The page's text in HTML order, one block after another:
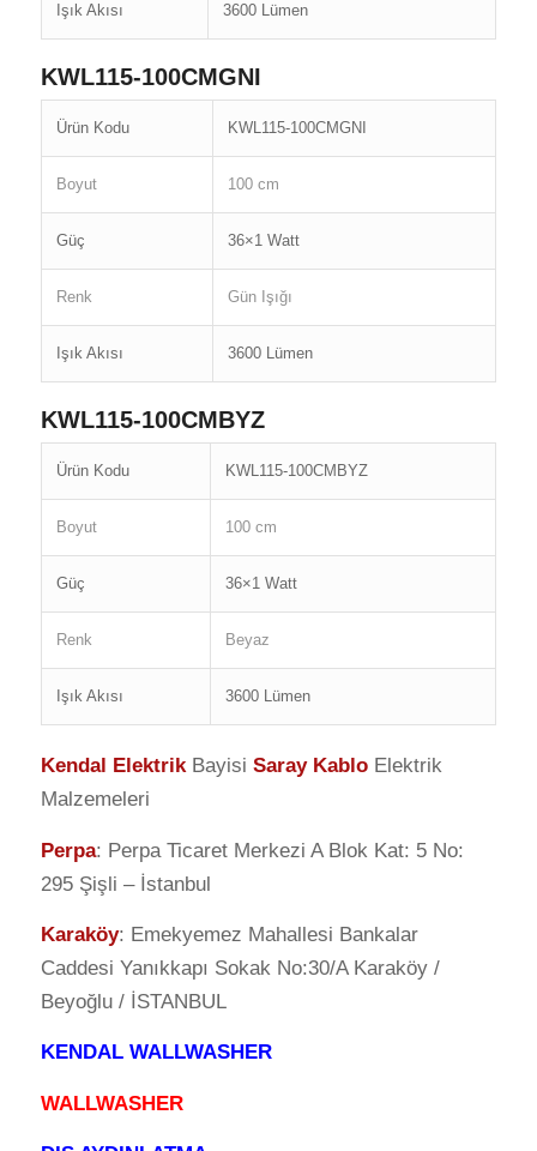
Işık Akısı 3600 Lümen
KWL115-100CMGNI
Ürün Kodu KWL115-100CMGNI
Boyut 100 cm
Güç 36×1 Watt
Renk Gün Işığı
Işık Akısı 3600 Lümen
KWL115-100CMBYZ
Ürün Kodu KWL115-100CMBYZ
Boyut 100 cm
Güç 36×1 Watt
Renk Beyaz
Işık Akısı 3600 Lümen
Kendal Elektrik Bayisi Saray Kablo Elektrik
Malzemeleri
Perpa: Perpa Ticaret Merkezi A Blok Kat: 5 No:
295 Şişli – İstanbul
Karaköy: Emekyemez Mahallesi Bankalar
Caddesi Yanıkkapı Sokak No:30/A Karaköy /
Beyoğlu / İSTANBUL
KENDAL WALLWASHER
WALLWASHER